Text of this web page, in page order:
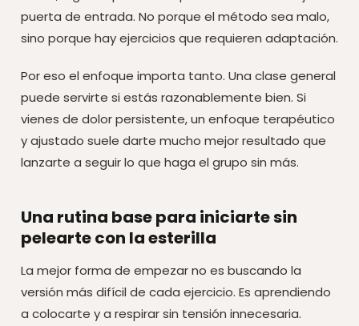
puerta de entrada. No porque el método sea malo,
sino porque hay ejercicios que requieren adaptación.
Por eso el enfoque importa tanto. Una clase general
puede servirte si estás razonablemente bien. Si
vienes de dolor persistente, un enfoque terapéutico
y ajustado suele darte mucho mejor resultado que
lanzarte a seguir lo que haga el grupo sin más.
Una rutina base para iniciarte sin
pelearte con la esterilla
La mejor forma de empezar no es buscando la
versión más difícil de cada ejercicio. Es aprendiendo
a colocarte y a respirar sin tensión innecesaria.